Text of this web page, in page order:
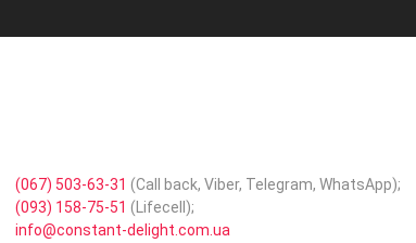
(067) 503-63-31 (Call back, Viber, Telegram, WhatsApp);
(093) 158-75-51 (Lifecell);
info@constant-delight.com.ua